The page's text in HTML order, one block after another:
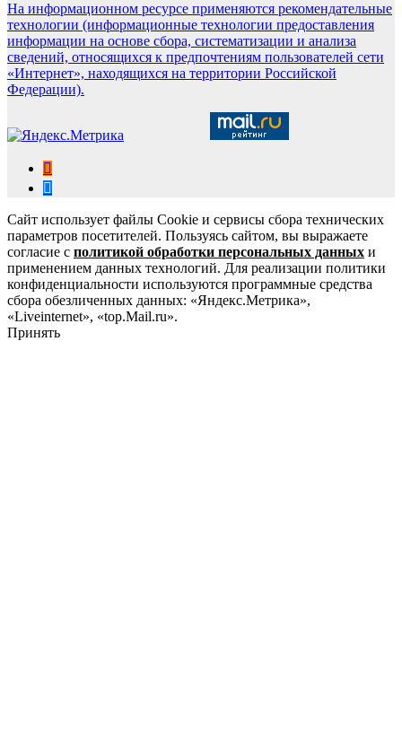
На информационном ресурсе применяются рекомендательные
технологии (информационные технологии предоставления
информации на основе сбора, систематизации и анализа
сведений, относящихся к предпочтениям пользователей сети
«Интернет», находящихся на территории Российской
Федерации).
Сайт использует файлы Cookie и сервисы сбора технических
параметров посетителей. Пользуясь сайтом, вы выражаете
согласие с политикой обработки персональных данных и
применением данных технологий. Для реализации политики
конфиденциальности используются программные средства
сбора обезличенных данных: «Яндекс.Метрика»,
«Liveinternet», «top.Mail.ru».
Принять